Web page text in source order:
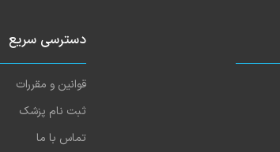
دسترسی سریع
قوانین و مقررات
ثبت نام پزشک
تماس با ما